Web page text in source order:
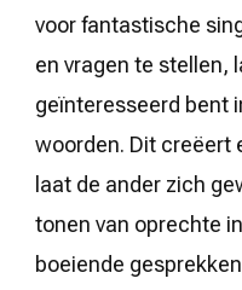
voor fantastische
en vragen te stellen,
geïnteresseerd bent
woorden. Dit creëert
laat de ander zich
tonen van oprechte
boeiende